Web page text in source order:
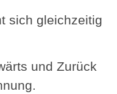
sich gleichzeitig
und Zurück